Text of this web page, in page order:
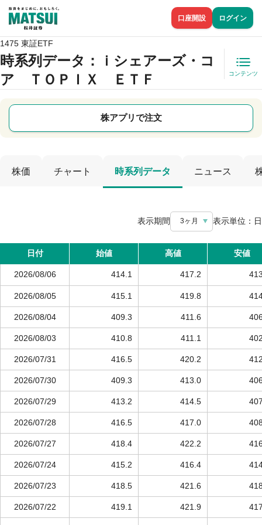
口座開設 ログイン
1475 東証ETF
時系列データ ：ｉシェアーズ・コ
ア ＴＯＰＩＸ ＥＴＦ
コンテンツ
株アプリで注文
株価 チャート 時系列データ ニュース
表示期間 3ヶ月 表示単位： 日
日付 始値 高値 安値
2026/08/06 414.1 417.2
2026/08/05 415.1 419.8
2026/08/04 409.3 411.6
2026/08/03 410.8 411.1
2026/07/31 416.5 420.2
2026/07/30 409.3 413.0
2026/07/29 413.2 414.5
2026/07/28 416.5 417.0
2026/07/27 418.4 422.2
2026/07/24 415.2 416.4
2026/07/23 418.5 421.6
2026/07/22 419.1 421.9